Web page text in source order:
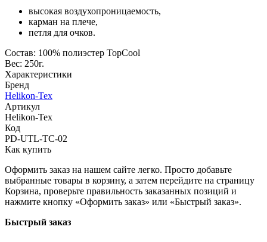
высокая воздухопроницаемость,
карман на плече,
петля для очков.
Состав: 100% полиэстер TopCool
Вес: 250г.
Характеристики
Бренд
Helikon-Tex
Артикул
Helikon-Tex
Код
PD-UTL-TC-02
Как купить
Оформить заказ на нашем сайте легко. Просто добавьте
выбранные товары в корзину, а затем перейдите на страницу
Корзина, проверьте правильность заказанных позиций и
нажмите кнопку «Оформить заказ» или «Быстрый заказ».
Быстрый заказ